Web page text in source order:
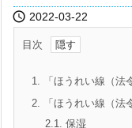
 2022-03-22
目次
1. 「ほうれい線（法
2. 「ほうれい線（法
2.1. 保湿